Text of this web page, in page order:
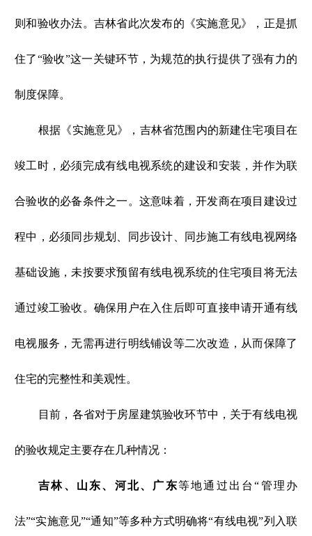
则和验收办法。吉林省此次发布的《实施意见》，正是抓
住了“验收”这一关键环节，为规范的执行提供了强有力的
制度保障。
根据《实施意见》，吉林省范围内的新建住宅项目在
竣工时，必须完成有线电视系统的建设和安装，并作为联
合验收的必备条件之一。这意味着，开发商在项目建设过
程中，必须同步规划、同步设计、同步施工有线电视网络
基础设施，未按要求预留有线电视系统的住宅项目将无法
通过竣工验收。确保用户在入住后即可直接申请开通有线
电视服务，无需再进行明线铺设等二次改造，从而保障了
住宅的完整性和美观性。
目前，各省对于房屋建筑验收环节中，关于有线电视
的验收规定主要存在几种情况：
吉林、山东、河北、广东等地通过出台“管理办
法”“实施意见”“通知”等多种方式明确将“有线电视”列入联